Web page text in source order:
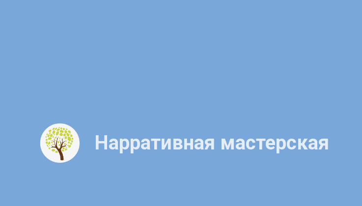
Нарративная мастерская